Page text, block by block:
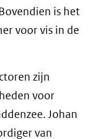
is het
voor vis in de
zijn
voor
Johan
van